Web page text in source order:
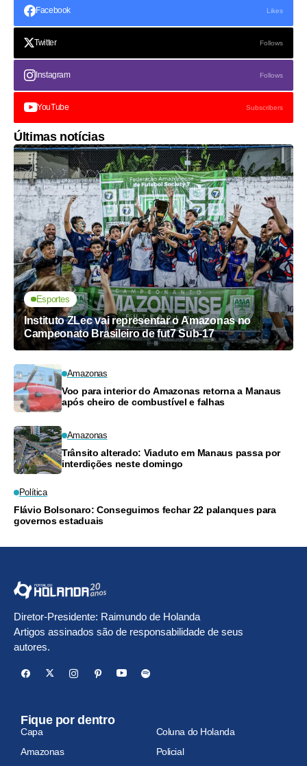
Facebook Likes
Twitter Follows
Instagram Follows
YouTube Subscribers
Últimas notícias
Esportes
Instituto ZLec vai representar o Amazonas no
Campeonato Brasileiro de fut7 Sub-17
Amazonas
Voo para interior do Amazonas retorna a Manaus
após cheiro de combustível e falhas
Amazonas
Trânsito alterado: Viaduto em Manaus passa por
interdições neste domingo
Política
Flávio Bolsonaro: Conseguimos fechar 22 palanques para
governos estaduais
Diretor-Presidente: Raimundo de Holanda
Artigos assinados são de responsabilidade de seus
autores.
Fique por dentro
Capa
Coluna do Holanda
Amazonas
Policial